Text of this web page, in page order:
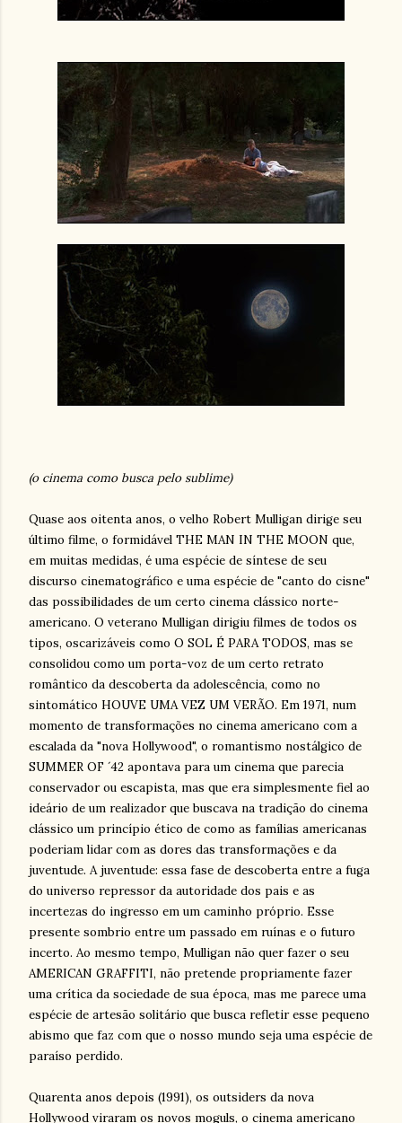
(o cinema como busca pelo sublime)
Quase aos oitenta anos, o velho Robert Mulligan dirige seu
último filme, o formidável THE MAN IN THE MOON que,
em muitas medidas, é uma espécie de síntese de seu
discurso cinematográfico e uma espécie de "canto do cisne"
das possibilidades de um certo cinema clássico norte-
americano. O veterano Mulligan dirigiu filmes de todos os
tipos, oscarizáveis como O SOL É PARA TODOS, mas se
consolidou como um porta-voz de um certo retrato
romântico da descoberta da adolescência, como no
sintomático HOUVE UMA VEZ UM VERÃO. Em 1971, num
momento de transformações no cinema americano com a
escalada da "nova Hollywood", o romantismo nostálgico de
SUMMER OF ´42 apontava para um cinema que parecia
conservador ou escapista, mas que era simplesmente fiel ao
ideário de um realizador que buscava na tradição do cinema
clássico um princípio ético de como as famílias americanas
poderiam lidar com as dores das transformações e da
juventude. A juventude: essa fase de descoberta entre a fuga
do universo repressor da autoridade dos pais e as
incertezas do ingresso em um caminho próprio. Esse
presente sombrio entre um passado em ruínas e o futuro
incerto. Ao mesmo tempo, Mulligan não quer fazer o seu
AMERICAN GRAFFITI, não pretende propriamente fazer
uma crítica da sociedade de sua época, mas me parece uma
espécie de artesão solitário que busca refletir esse pequeno
abismo que faz com que o nosso mundo seja uma espécie de
paraíso perdido.
Quarenta anos depois (1991), os outsiders da nova
Hollywood viraram os novos moguls, o cinema americano